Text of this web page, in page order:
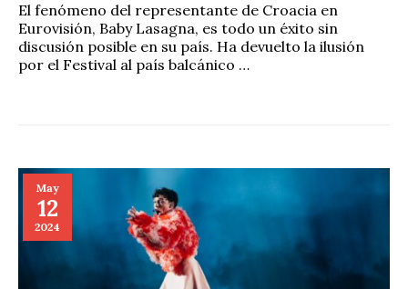
El fenómeno del representante de Croacia en
Eurovisión, Baby Lasagna, es todo un éxito sin
discusión posible en su país. Ha devuelto la ilusión
por el Festival al país balcánico …
May
12
2024